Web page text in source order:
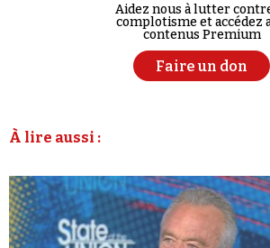
Aidez nous à lutter
complotisme et accédez
contenus Premium
Faire un don
À lire aussi :